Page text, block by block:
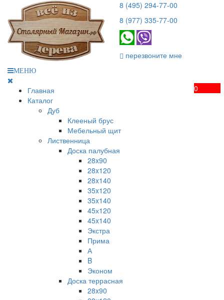
8 (495) 294-77-00
8 (977) 335-77-00
перезвоните мне
МЕНЮ
Главная
Каталог
Дуб
Клееный брус
Мебельный щит
Лиственница
Доска палубная
28x90
28x120
28x140
35x120
35x140
45х120
45x140
Экстра
Прима
А
B
Эконом
Доска террасная
28x90
0